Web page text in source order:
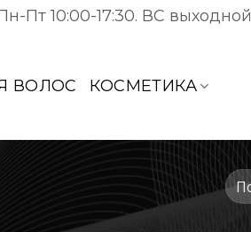
Пт 10:00-17:30. ВC выходной
ВОЛОС КОСМЕТИКА